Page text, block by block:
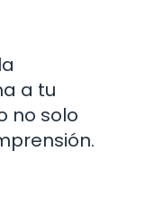
a tu
no solo